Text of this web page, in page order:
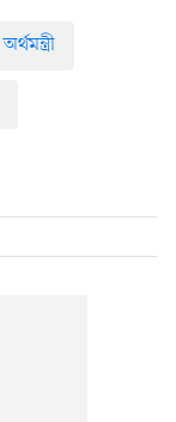
অর্থমন্ত্রী